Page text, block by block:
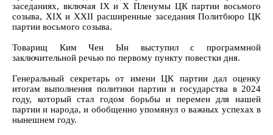
заседаниях, включая IX и X Пленумы ЦК партии восьмого
созыва, XIX и XXII расширенные заседания Политбюро ЦК
партии восьмого созыва.
Товарищ Ким Чен Ын выступил с программной
заключительной речью по первому пункту повестки дня.
Генеральный секретарь от имени ЦК партии дал оценку
итогам выполнения политики партии и государства в 2024
году, который стал годом борьбы и перемен для нашей
партии и народа, и обобщенно упомянул о важных успехах в
нынешнем году.